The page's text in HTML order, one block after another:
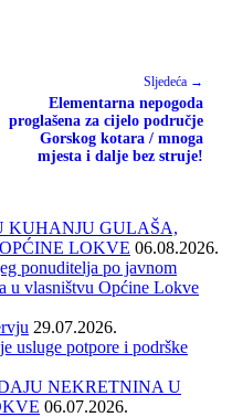
Sljedeća →
Elementarna nepogoda
proglašena za cijelo područje
Gorskog kotara / mnoga
mjesta i dalje bez struje!
KUHANJU GULAŠA,
LOKVE 06.08.2026.
ponuditelja po javnom
u vlasništvu Općine Lokve
29.07.2026.
usluge potpore i podrške
NEKRETNINA U
06.07.2026.